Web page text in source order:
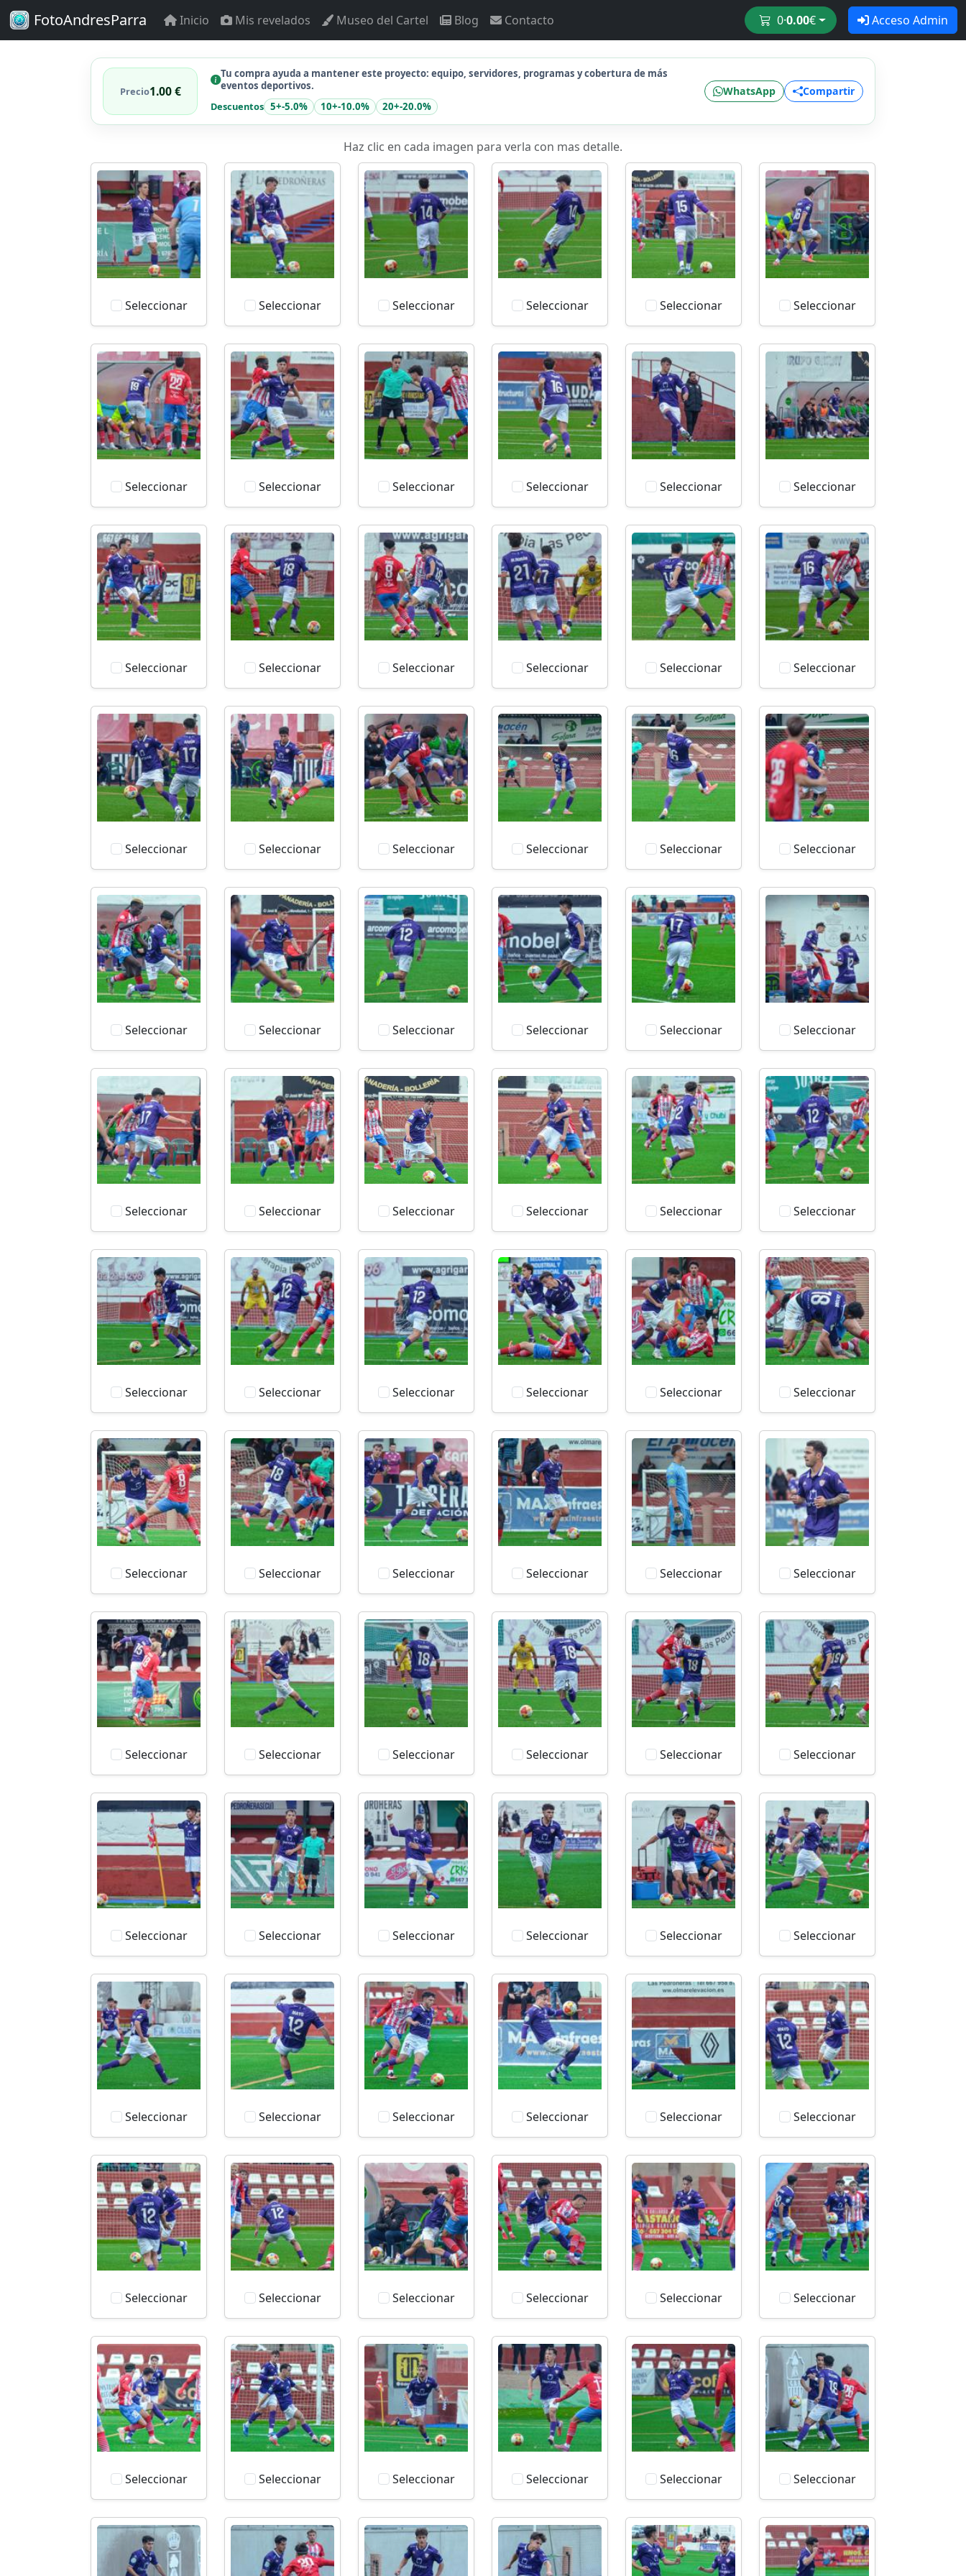
FotoAndresParra Inicio Mis revelados Museo del Cartel Blog Contacto 0·0.00€ Acceso Admin
Precio1.00 €
Tu compra ayuda a mantener este proyecto: equipo, servidores, programas y cobertura de más
eventos deportivos.
Descuentos 5+-5.0% 10+-10.0% 20+-20.0%
WhatsApp Compartir
Haz clic en cada imagen para verla con mas detalle.
Seleccionar Seleccionar Seleccionar Seleccionar Seleccionar Seleccionar
Seleccionar Seleccionar Seleccionar Seleccionar Seleccionar Seleccionar
Seleccionar Seleccionar Seleccionar Seleccionar Seleccionar Seleccionar
Seleccionar Seleccionar Seleccionar Seleccionar Seleccionar Seleccionar
Seleccionar Seleccionar Seleccionar Seleccionar Seleccionar Seleccionar
Seleccionar Seleccionar Seleccionar Seleccionar Seleccionar Seleccionar
Seleccionar Seleccionar Seleccionar Seleccionar Seleccionar Seleccionar
Seleccionar Seleccionar Seleccionar Seleccionar Seleccionar Seleccionar
Seleccionar Seleccionar Seleccionar Seleccionar Seleccionar Seleccionar
Seleccionar Seleccionar Seleccionar Seleccionar Seleccionar Seleccionar
Seleccionar Seleccionar Seleccionar Seleccionar Seleccionar Seleccionar
Seleccionar Seleccionar Seleccionar Seleccionar Seleccionar Seleccionar
Seleccionar Seleccionar Seleccionar Seleccionar Seleccionar Seleccionar